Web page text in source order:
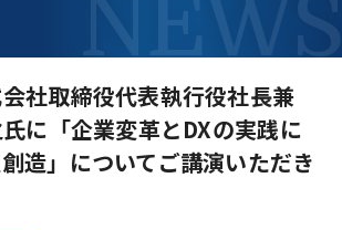
社取締役代表執行役社長兼
に「企業変革とDXの実践に
造」についてご講演いただき